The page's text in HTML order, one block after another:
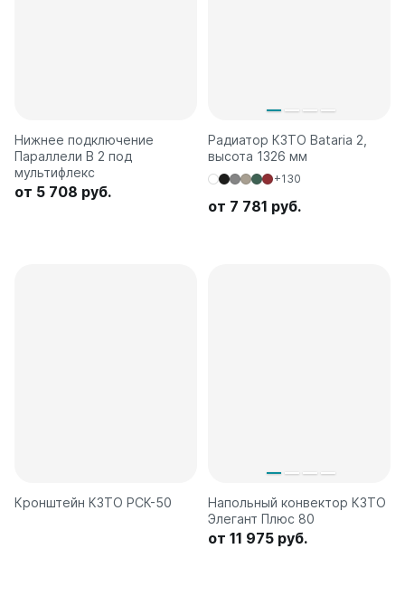
Нижнее подключение
Параллели В 2 под
мультифлекс
от 5 708 руб.
Радиатор КЗТО Bataria 2,
высота 1326 мм
+130
от 7 781 руб.
Кронштейн КЗТО РСК-50
Напольный конвектор КЗТО
Элегант Плюс 80
от 11 975 руб.